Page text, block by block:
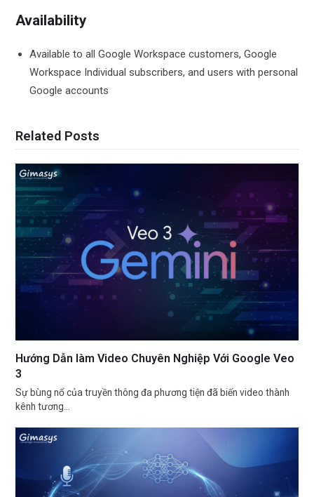
Availability
Available to all Google Workspace customers, Google
Workspace Individual subscribers, and users with personal
Google accounts
Related Posts
Hướng Dẫn làm Video Chuyên Nghiệp Với Google Veo
3
Sự bùng nổ của truyền thông đa phương tiện đã biến video thành
kênh tương…